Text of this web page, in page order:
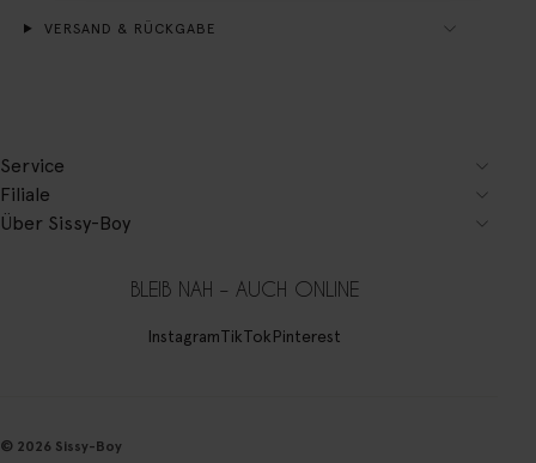
VERSAND & RÜCKGABE
Service
Filiale
Über Sissy-Boy
BLEIB NAH – AUCH ONLINE
InstagramTikTokPinterest
© 2026 Sissy-Boy